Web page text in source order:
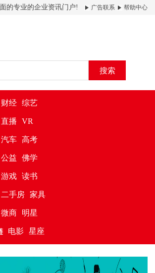
的专业的企业资讯门户! 广告联系 帮助中心
搜索
财经 综艺
直播 VR
汽车 高考
公益 佛学
游戏 读书
二手房 家具
微商 明星
电影 星座